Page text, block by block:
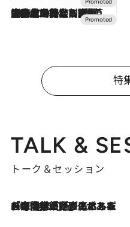
2026.7.10
NEW OPEN！【界 草津】名湯の地に誕生。趣の異なる2種の温泉と上州ならではの会席・蕎麦割烹など美食を味わう究極の癒やし旅
特
TALK &
トーク＆セッション
2026.8.3
「今後値上げがあるとすれば…」「リスクがあるのは今年の冬」エネルギー専門家が語る、ホルムズ海峡封鎖が家庭にもたらす“ある心配”